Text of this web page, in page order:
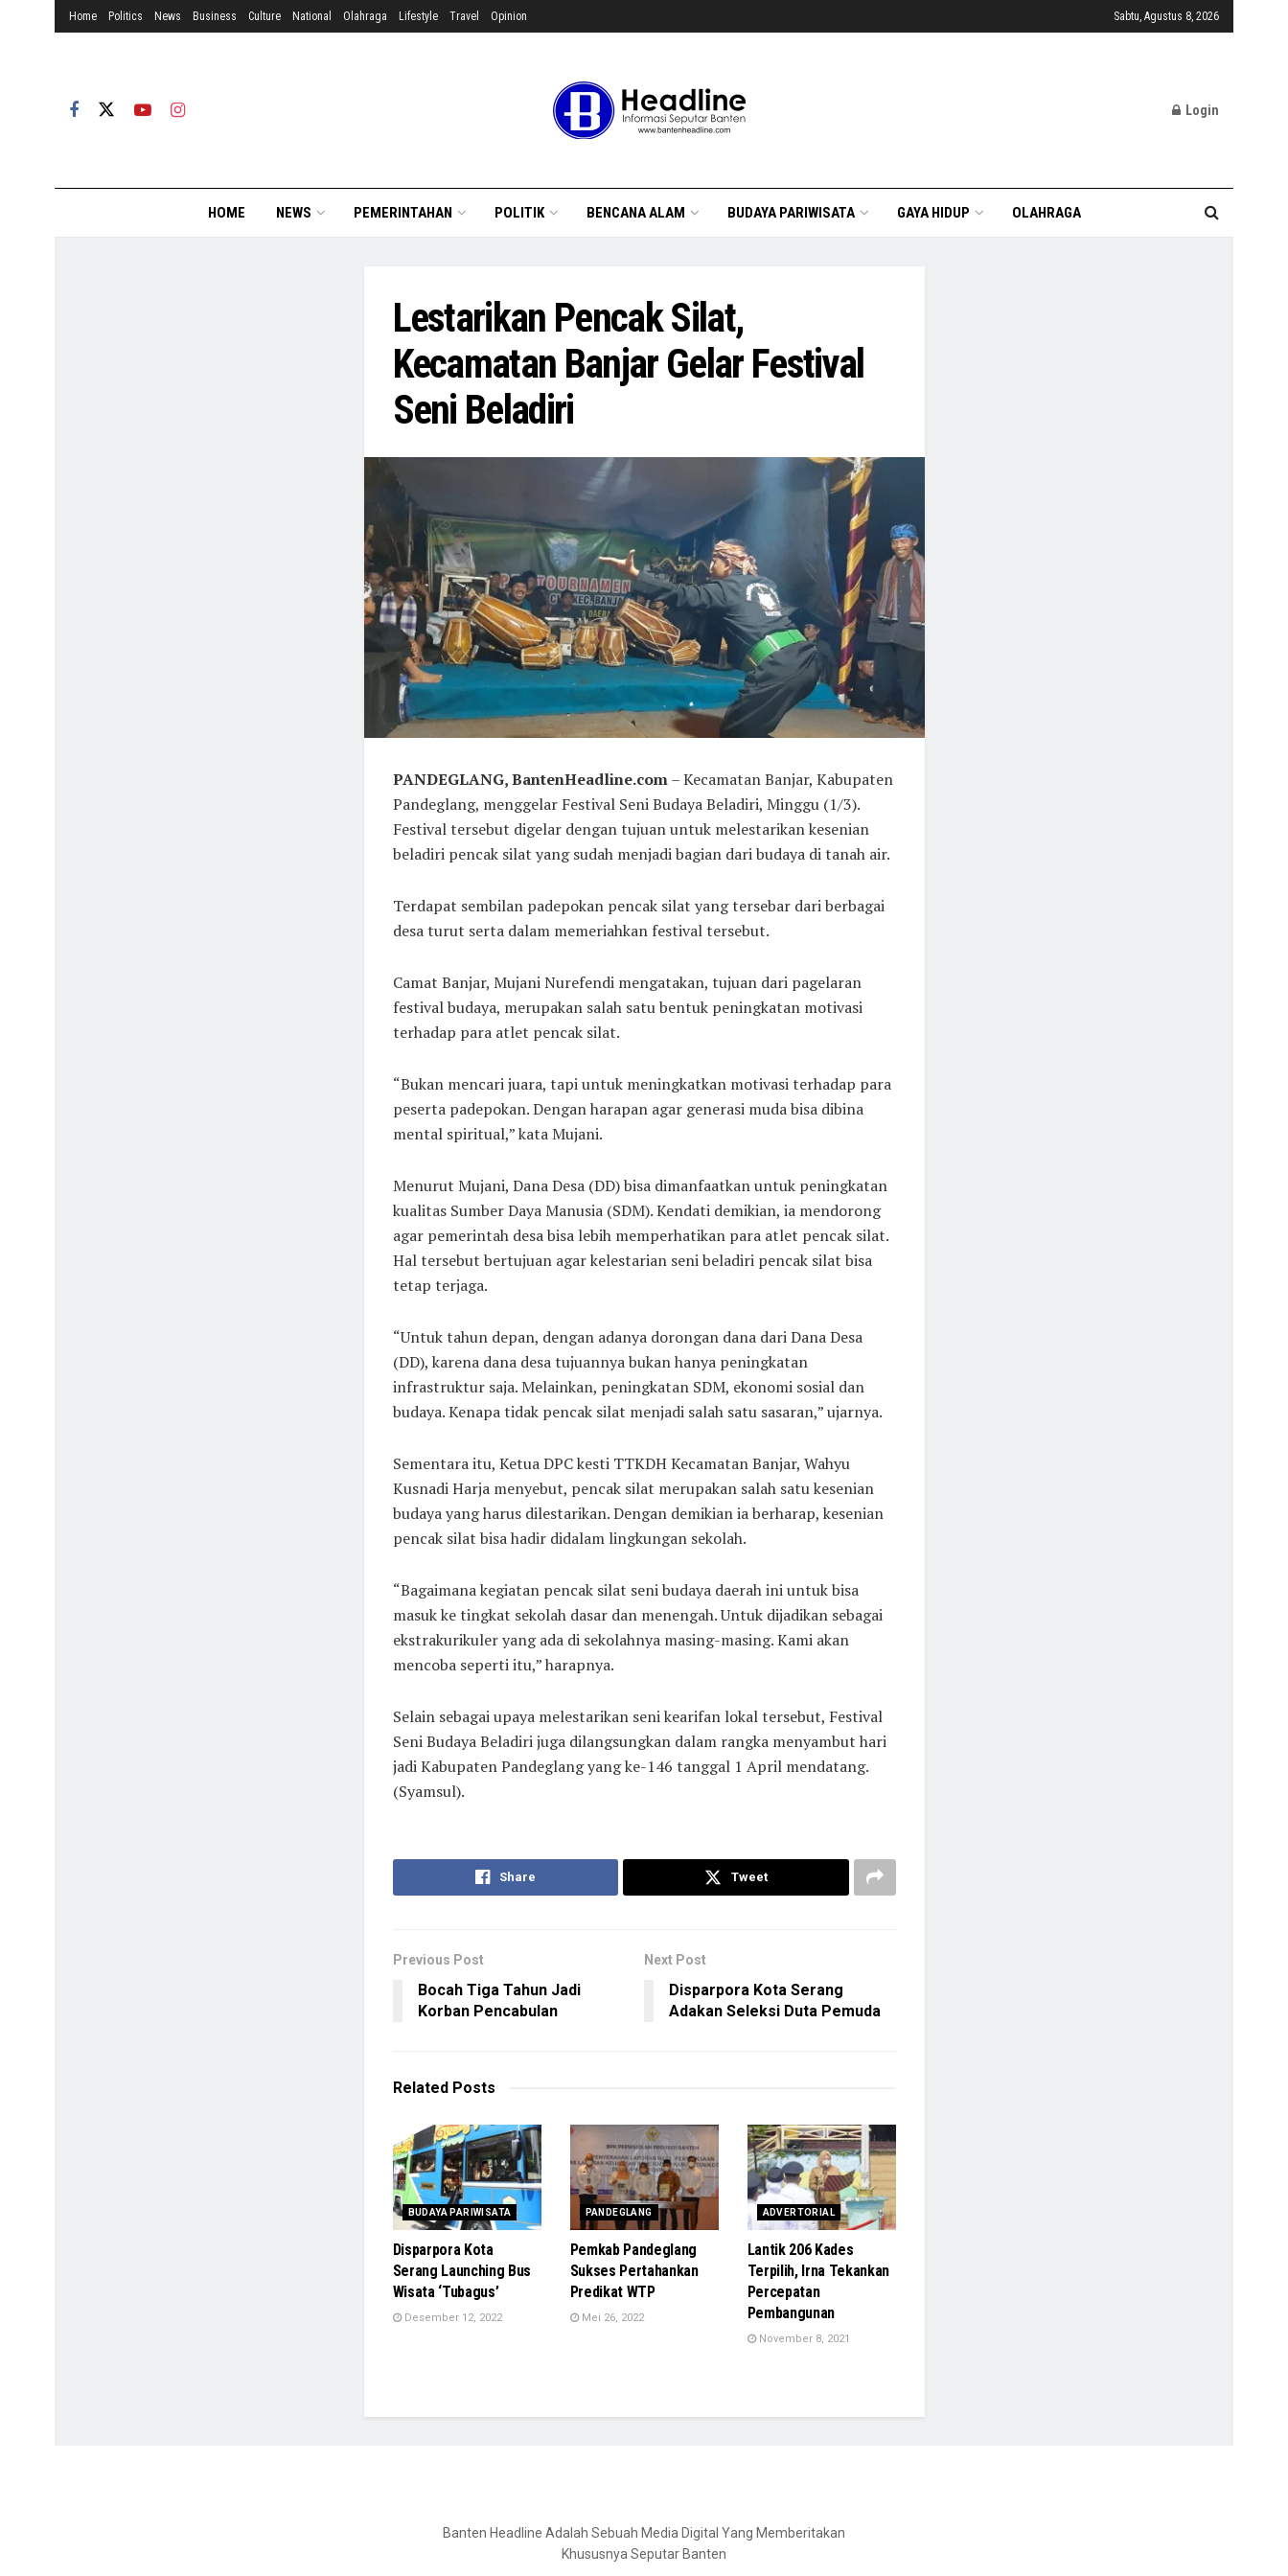
Home Politics News Business Culture National Olahraga Lifestyle Travel Opinion Sabtu, Agustus 8, 2026
Login
HOME NEWS PEMERINTAHAN POLITIK BENCANA ALAM BUDAYA PARIWISATA GAYA HIDUP OLAHRAGA
Lestarikan Pencak Silat,
Kecamatan Banjar Gelar Festival
Seni Beladiri
PANDEGLANG, BantenHeadline.com– Kecamatan Banjar, Kabupaten
Pandeglang, menggelar Festival Seni Budaya Beladiri, Minggu (1/3).
Festival tersebut digelar dengan tujuan untuk melestarikan kesenian
beladiri pencak silat yang sudah menjadi bagian dari budaya di tanah air.
Terdapat sembilan padepokan pencak silat yang tersebar dari berbagai
desa turut serta dalam memeriahkan festival tersebut.
Camat Banjar, Mujani Nurefendi mengatakan, tujuan dari pagelaran
festival budaya, merupakan salah satu bentuk peningkatan motivasi
terhadap para atlet pencak silat.
“Bukan mencari juara, tapi untuk meningkatkan motivasi terhadap para
peserta padepokan. Dengan harapan agar generasi muda bisa dibina
mental spiritual,” kata Mujani.
Menurut Mujani, Dana Desa (DD) bisa dimanfaatkan untuk peningkatan
kualitas Sumber Daya Manusia (SDM). Kendati demikian, ia mendorong
agar pemerintah desa bisa lebih memperhatikan para atlet pencak silat.
Hal tersebut bertujuan agar kelestarian seni beladiri pencak silat bisa
tetap terjaga.
“Untuk tahun depan, dengan adanya dorongan dana dari Dana Desa
(DD), karena dana desa tujuannya bukan hanya peningkatan
infrastruktur saja. Melainkan, peningkatan SDM, ekonomi sosial dan
budaya. Kenapa tidak pencak silat menjadi salah satu sasaran,” ujarnya.
Sementara itu, Ketua DPC kesti TTKDH Kecamatan Banjar, Wahyu
Kusnadi Harja menyebut, pencak silat merupakan salah satu kesenian
budaya yang harus dilestarikan. Dengan demikian ia berharap, kesenian
pencak silat bisa hadir didalam lingkungan sekolah.
“Bagaimana kegiatan pencak silat seni budaya daerah ini untuk bisa
masuk ke tingkat sekolah dasar dan menengah. Untuk dijadikan sebagai
ekstrakurikuler yang ada di sekolahnya masing-masing. Kami akan
mencoba seperti itu,” harapnya.
Selain sebagai upaya melestarikan seni kearifan lokal tersebut, Festival
Seni Budaya Beladiri juga dilangsungkan dalam rangka menyambut hari
jadi Kabupaten Pandeglang yang ke-146 tanggal 1 April mendatang.
(Syamsul).
Share Tweet
Previous Post
Bocah Tiga Tahun Jadi
Korban Pencabulan
Next Post
Disparpora Kota Serang
Adakan Seleksi Duta Pemuda
RelatedPosts
BUDAYA PARIWISATA
Disparpora Kota
Serang Launching Bus
Wisata ‘Tubagus’
Desember 12, 2022
PANDEGLANG
Pemkab Pandeglang
Sukses Pertahankan
Predikat WTP
Mei 26, 2022
ADVERTORIAL
Lantik 206 Kades
Terpilih, Irna Tekankan
Percepatan
Pembangunan
November 8, 2021
Banten Headline Adalah Sebuah Media Digital Yang Memberitakan
Khususnya Seputar Banten